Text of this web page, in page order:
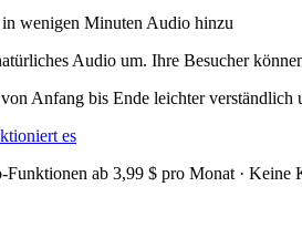
wenigen Minuten Audio hinzu
Audio um. Ihre Besucher
Anfang bis Ende leichter verständlich
es
Funktionen ab 3,99 $ pro Monat · Keine